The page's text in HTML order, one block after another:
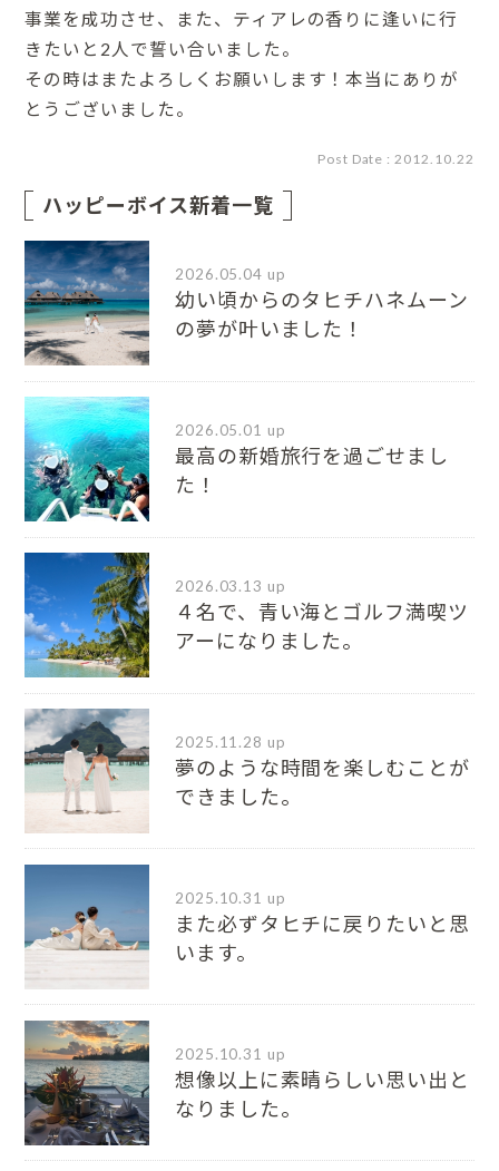
事業を成功させ、また、ティアレの香りに逢いに行
きたいと2人で誓い合いました。
その時はまたよろしくお願いします！本当にありが
とうございました。
Post Date : 2012.10.22
ハッピーボイス新着一覧
2026.05.04 up
幼い頃からのタヒチハネムーン
の夢が叶いました！
2026.05.01 up
最高の新婚旅行を過ごせまし
た！
2026.03.13 up
４名で、青い海とゴルフ満喫ツ
アーになりました。
2025.11.28 up
夢のような時間を楽しむことが
できました。
2025.10.31 up
また必ずタヒチに戻りたいと思
います。
2025.10.31 up
想像以上に素晴らしい思い出と
なりました。